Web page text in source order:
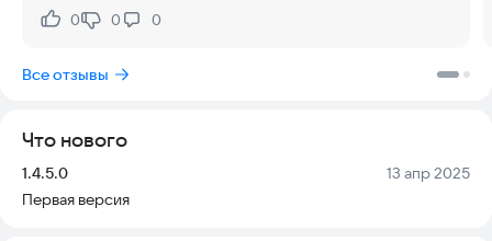
Кроме того, в библиотеке собрано более 30 000
радиостанций из 200 стран мира. Это позволяет легко
любой точке.
новые возможности прослушивания музыки.
Нравится:
0Не нравится:
0 0
Все отзывы
Что нового
Версия:
1.4.5.0 Дата:
13 апр 2025
Первая версия